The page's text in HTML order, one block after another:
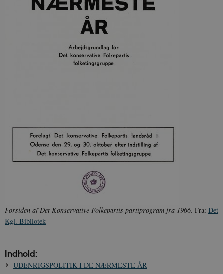
Forsiden af Det Konservative Folkepartis partiprogram fra 1966. Fra: Det
Kgl. Bibliotek
Indhold:
UDENRIGSPOLITIK I DE NÆRMESTE ÅR